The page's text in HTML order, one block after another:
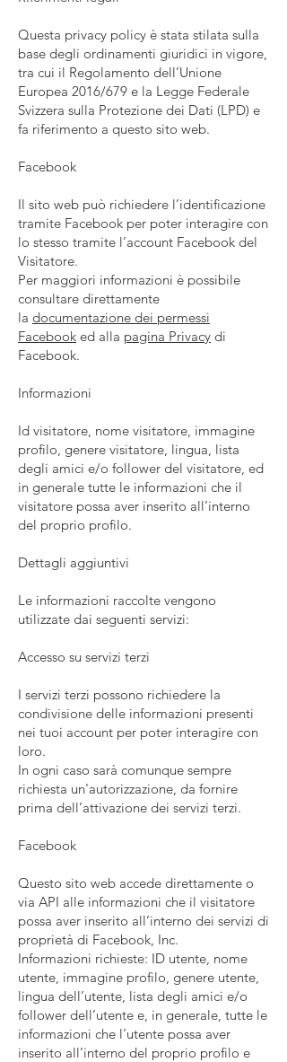
Questa privacy policy è stata stilata sulla
base degli ordinamenti giuridici in vigore,
tra cui il Regolamento dell’Unione
Europea 2016/679 e la Legge Federale
Svizzera sulla Protezione dei Dati (LPD) e
fa riferimento a questo sito web.
Facebook
Il sito web può richiedere l’identificazione
tramite Facebook per poter interagire con
lo stesso tramite l’account Facebook del
Visitatore.
Per maggiori informazioni è possibile
consultare direttamente
la documentazione dei permessi
Facebook ed alla pagina Privacy di
Facebook.
Informazioni
Id visitatore, nome visitatore, immagine
profilo, genere visitatore, lingua, lista
degli amici e/o follower del visitatore, ed
in generale tutte le informazioni che il
visitatore possa aver inserito all’interno
del proprio profilo.
Dettagli aggiuntivi
Le informazioni raccolte vengono
utilizzate dai seguenti servizi:
Accesso su servizi terzi
I servizi terzi possono richiedere la
condivisione delle informazioni presenti
nei tuoi account per poter interagire con
loro.
In ogni caso sarà comunque sempre
richiesta un'autorizzazione, da fornire
prima dell’attivazione dei servizi terzi.
Facebook
Questo sito web accede direttamente o
via API alle informazioni che il visitatore
possa aver inserito all’interno dei servizi di
proprietà di Facebook, Inc.
Informazioni richieste: ID utente, nome
utente, immagine profilo, genere utente,
lingua dell’utente, lista degli amici e/o
follower dell’utente e, in generale, tutte le
informazioni che l’utente possa aver
inserito all’interno del proprio profilo e